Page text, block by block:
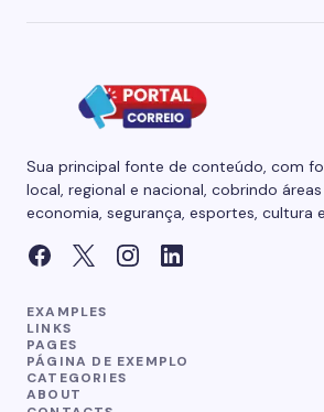
Sua principal fonte de conteúdo, com
local, regional e nacional, cobrindo
economia, segurança, esportes, cultura
EXAMPLES
LINKS
PAGES
PÁGINA DE EXEMPLO
CATEGORIES
ABOUT